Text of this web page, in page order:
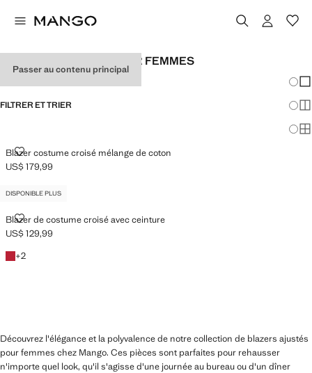
Passer au contenu principal
BLAZERS AJUSTÉS POUR FEMMES
FILTRER ET TRIER
Blazer costume croisé mélange de coton
BLAZER COSTUME CROISÉ MÉLANGE DE COTON
Prix actuel [US$ 179,99 ]
US$ 179,99
DISPONIBLE PLUS
Blazer de costume croisé avec ceinture
BLAZER DE COSTUME CROISÉ AVEC CEINTURE
Prix actuel [US$ 129,99 ]
US$ 129,99
Rouge
+2
+2 couleurs
Découvrez l'élégance et la polyvalence de notre collection de blazers ajustés
pour femmes chez Mango. Ces pièces sont parfaites pour rehausser
n'importe quel look, qu'il s'agisse d'une journée au bureau ou d'un dîner